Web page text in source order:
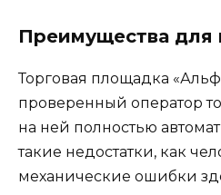
Преимущества для
Торговая площадка
проверенный оператор
на ней полностью
такие недостатки, как
механические ошибки